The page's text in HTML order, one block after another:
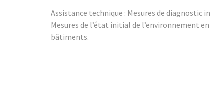
Assistance technique : Mesures de
Mesures de l’état initial de l’environnement
bâtiments.